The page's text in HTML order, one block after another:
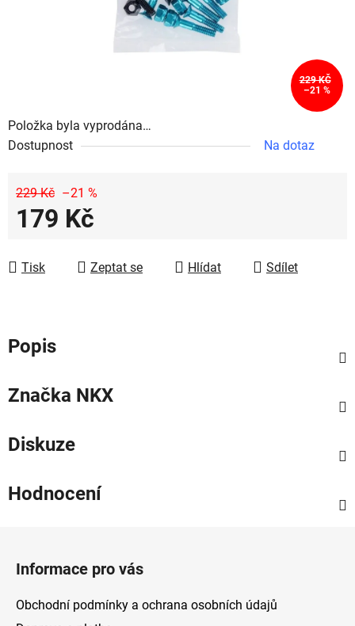
Položka byla vyprodána…
Dostupnost
Na dotaz
229 Kč –21 %
179 Kč
Tisk
Zeptat se Hlídat Sdílet
229 KČ
–21 %
Popis
Značka NKX
Diskuze
Hodnocení
Informace pro vás
Obchodní podmínky a ochrana osobních údajů